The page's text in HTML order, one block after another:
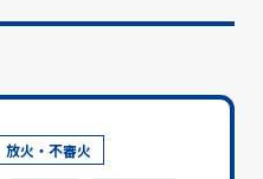
放火・不審火